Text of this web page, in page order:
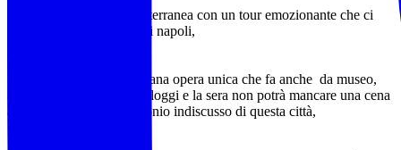
Non mancherà napoli sotterranea con un tour emozionante che ci
condurrà nel sottosuolo di napoli,
Prenderemo la metropolitana opera unica che fa anche da museo,
andremo a prendere gli alloggi e la sera non potrà mancare una cena
a base della pizza patrimonio indiscusso di questa città,